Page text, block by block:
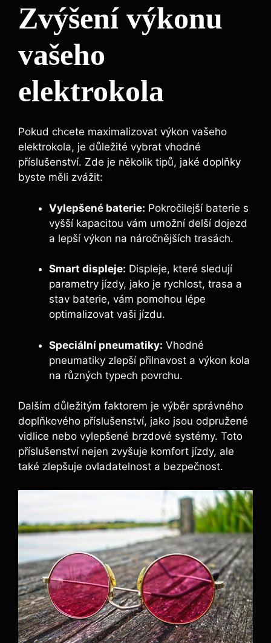
Zvýšení výkonu
vašeho
elektrokola
Pokud chcete maximalizovat výkon vašeho
elektrokola, je důležité vybrat vhodné
příslušenství. Zde je několik tipů, jaké doplňky
byste měli zvážit:
Vylepšené baterie: Pokročilejší baterie s
vyšší kapacitou vám umožní delší dojezd
a lepší výkon na náročnějších trasách.
Smart displeje: Displeje, které sledují
parametry jízdy, jako je rychlost, trasa a
stav baterie, vám pomohou lépe
optimalizovat vaši jízdu.
Speciální pneumatiky: Vhodné
pneumatiky zlepší přilnavost a výkon kola
na různých typech povrchu.
Dalším důležitým faktorem je výběr správného
doplňkového příslušenství, jako jsou odpružené
vidlice nebo vylepšené brzdové systémy. Toto
příslušenství nejen zvyšuje komfort jízdy, ale
také zlepšuje ovladatelnost a bezpečnost.